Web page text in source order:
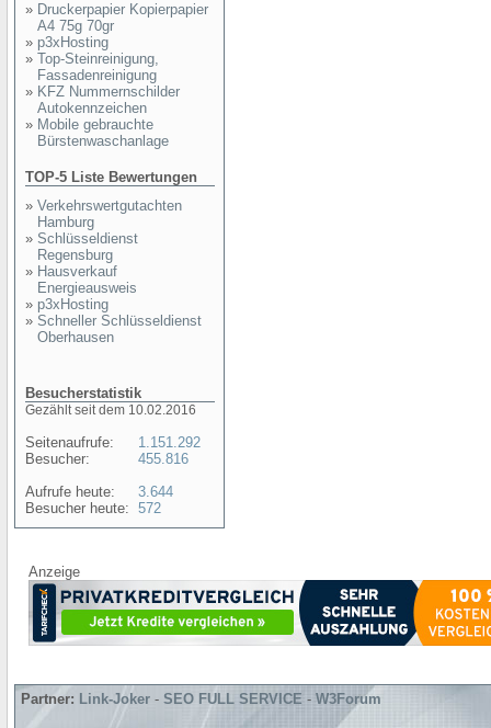
» Druckerpapier Kopierpapier
A4 75g 70gr
» p3xHosting
» Top-Steinreinigung,
Fassadenreinigung
» KFZ Nummernschilder
Autokennzeichen
» Mobile gebrauchte
Bürstenwaschanlage
TOP-5 Liste Bewertungen
» Verkehrswertgutachten
Hamburg
» Schlüsseldienst
Regensburg
» Hausverkauf
Energieausweis
» p3xHosting
» Schneller Schlüsseldienst
Oberhausen
Besucherstatistik
Gezählt seit dem 10.02.2016
Seitenaufrufe:
Besucher:
Aufrufe heute:
Besucher heute:
1.151.292
455.816
3.644
572
Anzeige
Partner: Link-Joker - SEO FULL SERVICE - W3Forum